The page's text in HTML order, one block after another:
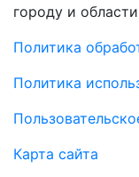
городу и области
Политика
Политика
Карта сайта